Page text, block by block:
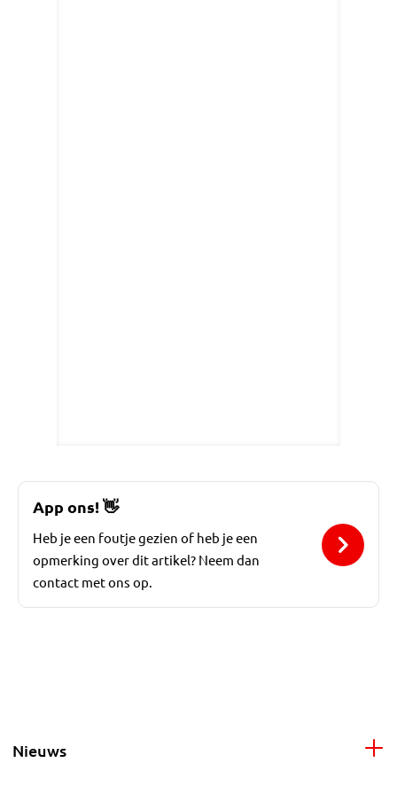
App ons!👋
Heb je een foutje gezien of heb je een
opmerking over dit artikel? Neem dan
contact met ons op.
Nieuws